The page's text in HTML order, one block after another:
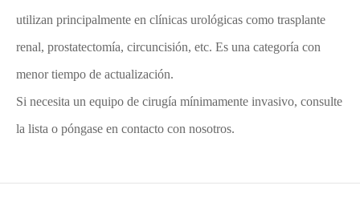
utilizan principalmente en clínicas urológicas como trasplante
renal, prostatectomía, circuncisión, etc. Es una categoría con
menor tiempo de actualización.
Si necesita un equipo de cirugía mínimamente invasivo, consulte
la lista o póngase en contacto con nosotros.